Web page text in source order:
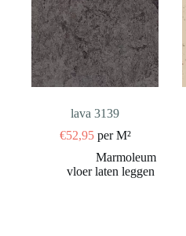
lava 3139
€52,95per M²